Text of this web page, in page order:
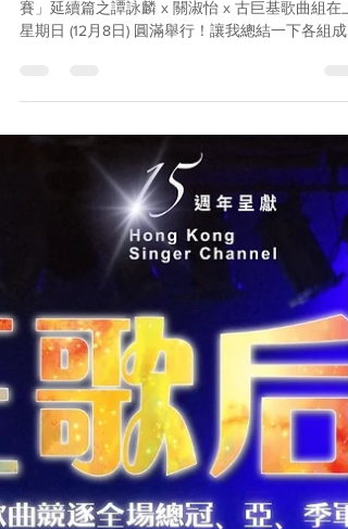
Hong Kong Singer Channel「我們的歌王歌后挑戰
賽」延續篇之譚詠麟 x 關淑怡 x 古巨基歌曲組在上
大家密切留意！ 關淑怡歌曲組 冠軍：梁碧君 一切